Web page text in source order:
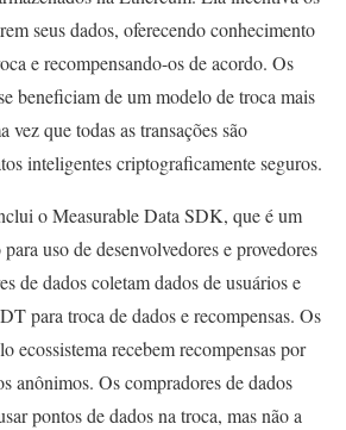
seus dados, oferecendo conhecimento
e recompensando-os de acordo. Os
beneficiam de um modelo de troca mais
vez que todas as transações são
inteligentes criptograficamente seguros.
o Measurable Data SDK, que é um
uso de desenvolvedores e provedores
de dados coletam dados de usuários e
para troca de dados e recompensas. Os
ecossistema recebem recompensas por
anônimos. Os compradores de dados
pontos de dados na troca, mas não a